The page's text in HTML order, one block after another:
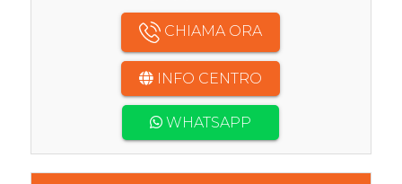
CHIAMA ORA
INFO CENTRO
WHATSAPP